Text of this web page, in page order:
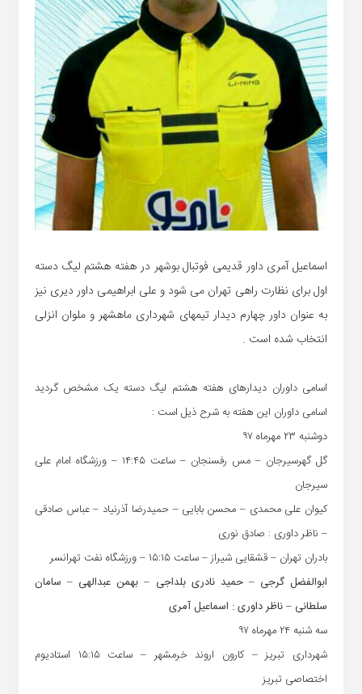
اسماعیل آمری داور قدیمی فوتبال بوشهر در هفته هشتم لیگ دسته
اول برای نظارت راهی تهران می شود و علی ابراهیمی داور دیری نیز
به عنوان داور چهارم دیدار تیمهای شهرداری ماهشهر و ملوان انزلی
انتخاب شده است .
اسامی داوران دیدارهای هفته هشتم لیگ دسته یک مشخص گردید
اسامی داوران این هفته به شرح ذیل است :
دوشنبه ۲۳ مهرماه ۹۷
گل گهرسیرجان – مس رفسنجان – ساعت ۱۴:۴۵ – ورزشگاه امام علی
سیرجان
کیوان علی محمدی – محسن بابایی – حمیدرضا آذرنیاد – عباس صادقی
– ناظر داوری : صادق نوری
بادران تهران – قشقایی شیراز – ساعت ۱۵:۱۵ – ورزشگاه نفت تهرانسر
ابوالفضل گرجی – حمید نادری بلداجی – بهمن عبدالهی – سامان
سلطانی – ناظر داوری : اسماعیل آمری
سه شنبه ۲۴ مهرماه ۹۷
شهرداری تبریز – کارون اروند خرمشهر – ساعت ۱۵:۱۵ استادیوم
اختصاصی تبریز